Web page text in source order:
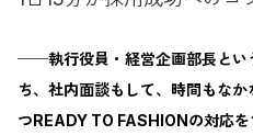
──執行役員・経営企画部長とい
ち、社内面談もして、時間もな
つREADY TO FASHIONの対応